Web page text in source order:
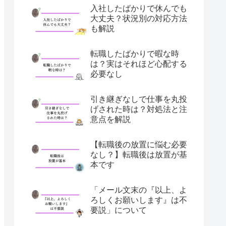
入社したばかりで休んでも
大丈夫？状況別の対応方法
も解説
転職したばかりで暇な時
は？実はそれほど心配する
必要なし
引き継ぎなしで仕事を丸投
げされた時は？対処法と注
意点を解説
【転職後の放置に悩む必要
なし？】転職後は放置が基
本です
「メール文末の『以上、よ
ろしくお願いします』は不
要説」について